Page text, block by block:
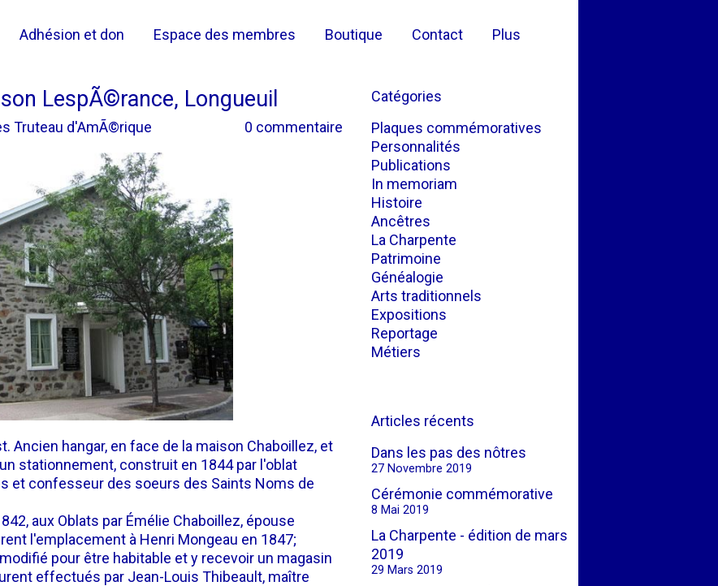
Adhésion et don Espace des membres Boutique Contact Plus
LespÃ©rance, Longueuil
Truteau d'AmÃ©rique 0 commentaire
Ancien hangar, en face de la maison Chaboillez, et
stationnement, construit en 1844 par l'oblat
et confesseur des soeurs des Saints Noms de
aux Oblats par Émélie Chaboillez, épouse
l'emplacement à Henri Mongeau en 1847;
pour être habitable et y recevoir un magasin
effectués par Jean-Louis Thibeault, maître
Catégories
Plaques commémoratives
Personnalités
Publications
In memoriam
Histoire
Ancêtres
La Charpente
Patrimoine
Généalogie
Arts traditionnels
Expositions
Reportage
Métiers
Articles récents
Dans les pas des nôtres
27 Novembre 2019
Cérémonie commémorative
8 Mai 2019
La Charpente - édition de mars
2019
29 Mars 2019